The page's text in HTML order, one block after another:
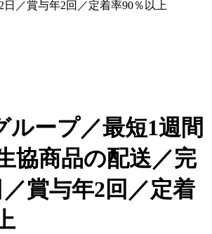
日／賞与年2回／定着率90％以上
ループ／最短1週間
協商品の配送／完
賞与年2回／定着